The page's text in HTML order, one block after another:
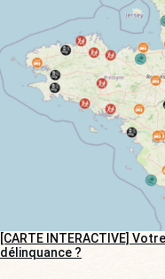
[CARTE INTERACTIVE]
délinquance ?